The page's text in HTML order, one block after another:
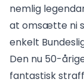
nemlig
at omsætte ni
enkelt
Den nu 50-
fantastisk